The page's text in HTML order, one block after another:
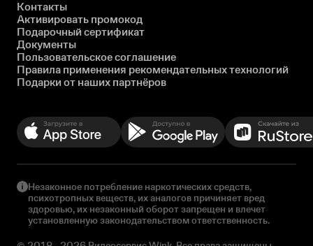
Контакты
Активировать промокод
Подарочный сертификат
Документы
Пользовательское соглашение
Правила применения рекомендательных технологий
Подарки от наших партнёров
Незаконное потребление наркотических средств,
психотропных веществ, их аналогов причиняет вред
здоровью, их незаконный оборот запрещен и влечет
установленную законодательством ответственность.